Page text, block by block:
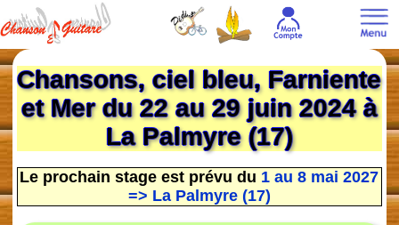
Chansons, ciel bleu, Farniente
et Mer du 22 au 29 juin 2024 à
La Palmyre (17)
Le prochain stage est prévu du 1 au 8 mai 2027
=> La Palmyre (17)